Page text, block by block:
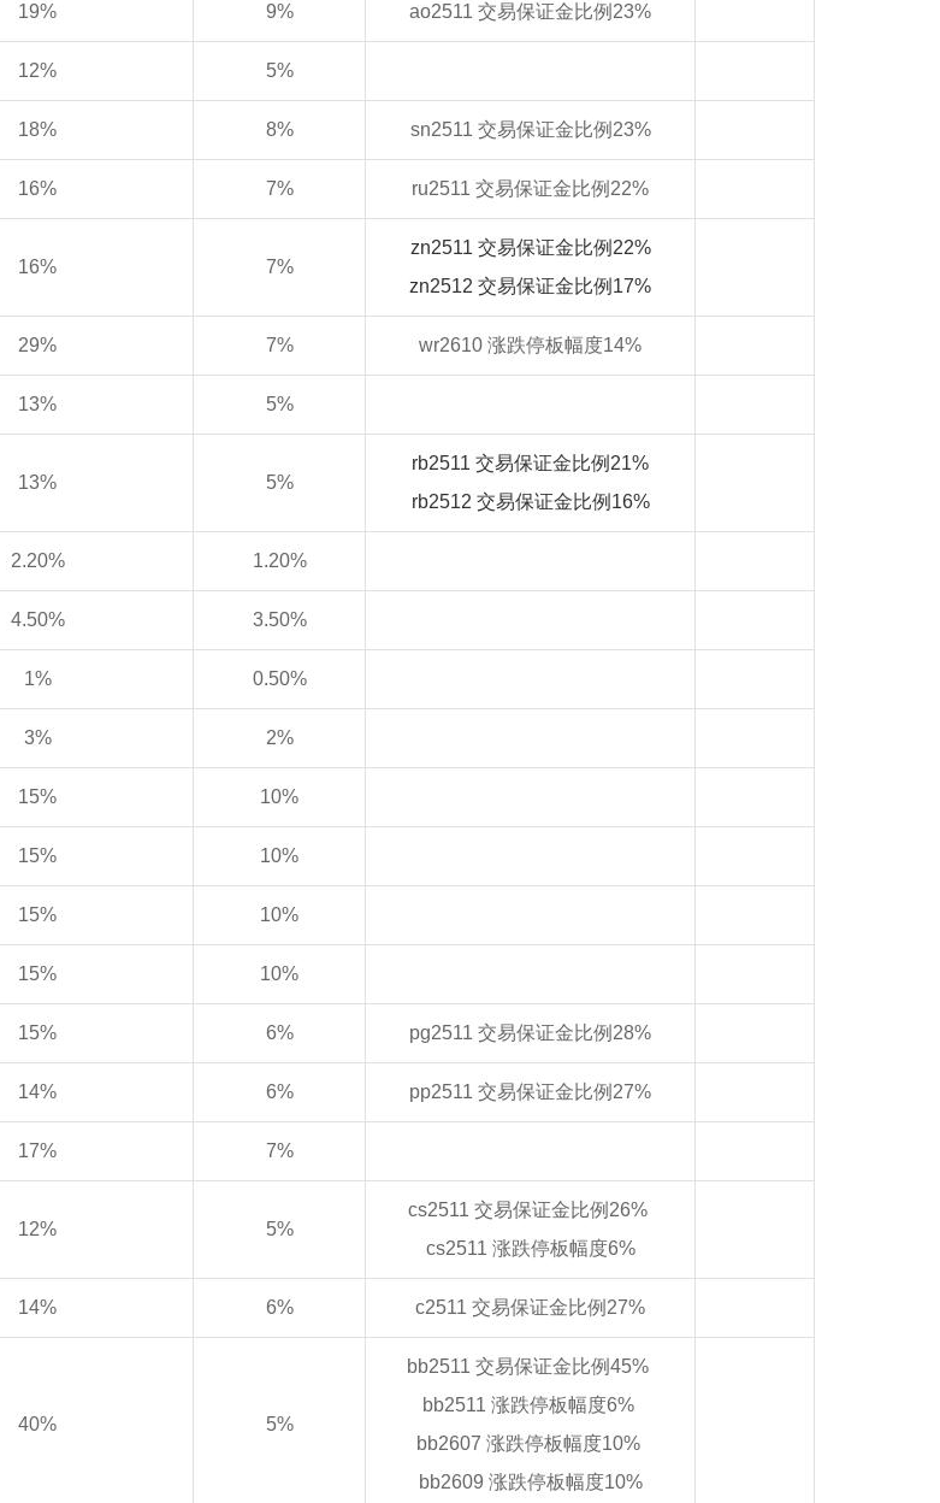
19% 9% ao2511 交易保证金比例23%
12% 5%
18% 8% sn2511 交易保证金比例23%
16% 7% ru2511 交易保证金比例22%
16% 7%
zn2511 交易保证金比例22%
zn2512 交易保证金比例17%
29% 7% wr2610 涨跌停板幅度14%
13% 5%
13% 5%
rb2511 交易保证金比例21%
rb2512 交易保证金比例16%
2.20% 1.20%
4.50% 3.50%
1% 0.50%
3% 2%
15% 10%
15% 10%
15% 10%
15% 10%
15% 6% pg2511 交易保证金比例28%
14% 6% pp2511 交易保证金比例27%
17% 7%
12% 5%
cs2511 交易保证金比例26%
cs2511 涨跌停板幅度6%
14% 6% c2511 交易保证金比例27%
40% 5%
bb2511 交易保证金比例45%
bb2511 涨跌停板幅度6%
bb2607 涨跌停板幅度10%
bb2609 涨跌停板幅度10%